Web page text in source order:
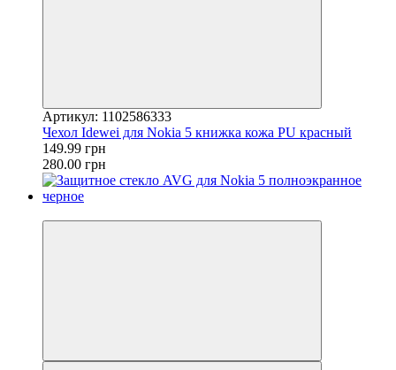
Артикул: 1102586333
Чехол Idewei для Nokia 5 книжка кожа PU красный
149.99 грн
280.00 грн